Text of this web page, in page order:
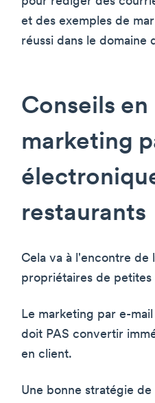
et des exemples de
réussi dans le domaine
Conseils
marketing
restaurants
Cela va à l'encontre
propriétaires de petites
Le marketing par e-
doit PAS convertir
en client.
Une bonne stratégie